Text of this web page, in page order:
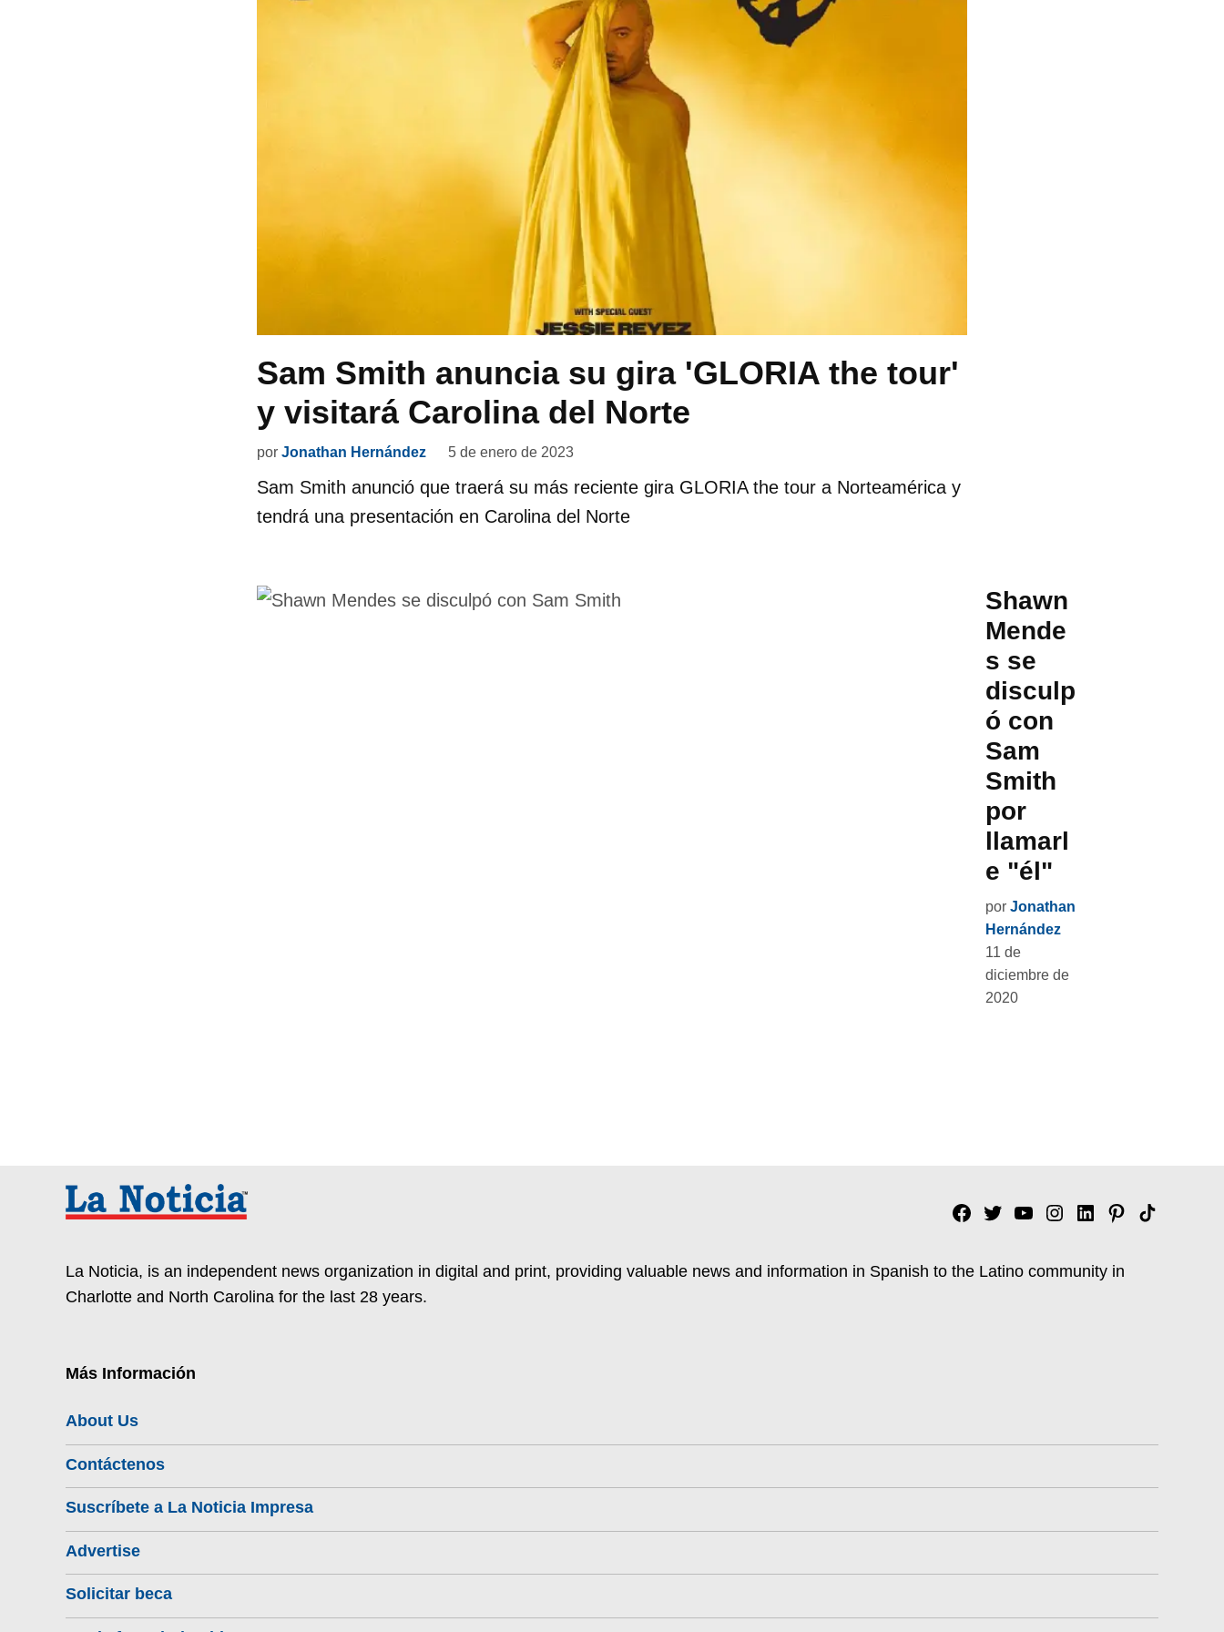
Sam Smith anuncia su gira 'GLORIA the tour'
y visitará Carolina del Norte
por Jonathan Hernández 5 de enero de 2023
Sam Smith anunció que traerá su más reciente gira GLORIA the tour a Norteamérica y
tendrá una presentación en Carolina del Norte
Shawn
Mende
s se
disculp
ó con
Sam
Smith
por
llamarl
e "él"
por Jonathan
Hernández
11 de
diciembre de
2020
Facebook
TwitterYouTubeInstagram
Linkedin
Pinterest
Tik
La Noticia, is an independent news organization in digital and print, providing valuable news and information in Spanish to the Latino community in
Charlotte and North Carolina for the last 28 years.
Más Información
About Us
Contáctenos
Suscríbete a La Noticia Impresa
Advertise
Solicitar beca